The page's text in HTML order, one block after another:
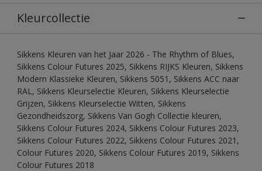
Kleurcollectie
Sikkens Kleuren van het Jaar 2026 - The Rhythm of Blues,
Sikkens Colour Futures 2025, Sikkens RIJKS Kleuren, Sikkens
Modern Klassieke Kleuren, Sikkens 5051, Sikkens ACC naar
RAL, Sikkens Kleurselectie Kleuren, Sikkens Kleurselectie
Grijzen, Sikkens Kleurselectie Witten, Sikkens
Gezondheidszorg, Sikkens Van Gogh Collectie kleuren,
Sikkens Colour Futures 2024, Sikkens Colour Futures 2023,
Sikkens Colour Futures 2022, Sikkens Colour Futures 2021,
Colour Futures 2020, Sikkens Colour Futures 2019, Sikkens
Colour Futures 2018